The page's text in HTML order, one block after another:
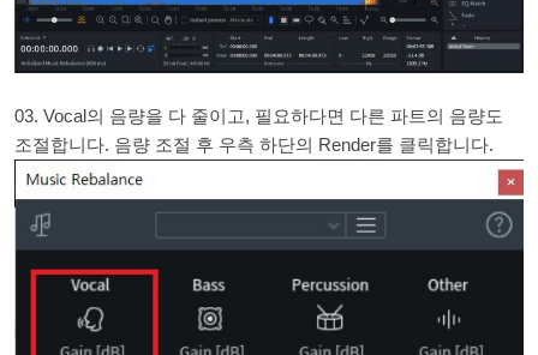
03. Vocal의 음량을 다 줄이고, 필요하다면 다른 파트의 음량도
조절합니다. 음량 조절 후 우측 하단의 Render를 클릭합니다.